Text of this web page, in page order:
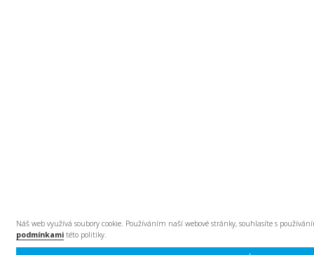
Náš web využívá soubory cookie. Používáním naší webové stránky, souhlasíte s
podmínkami této politiky.